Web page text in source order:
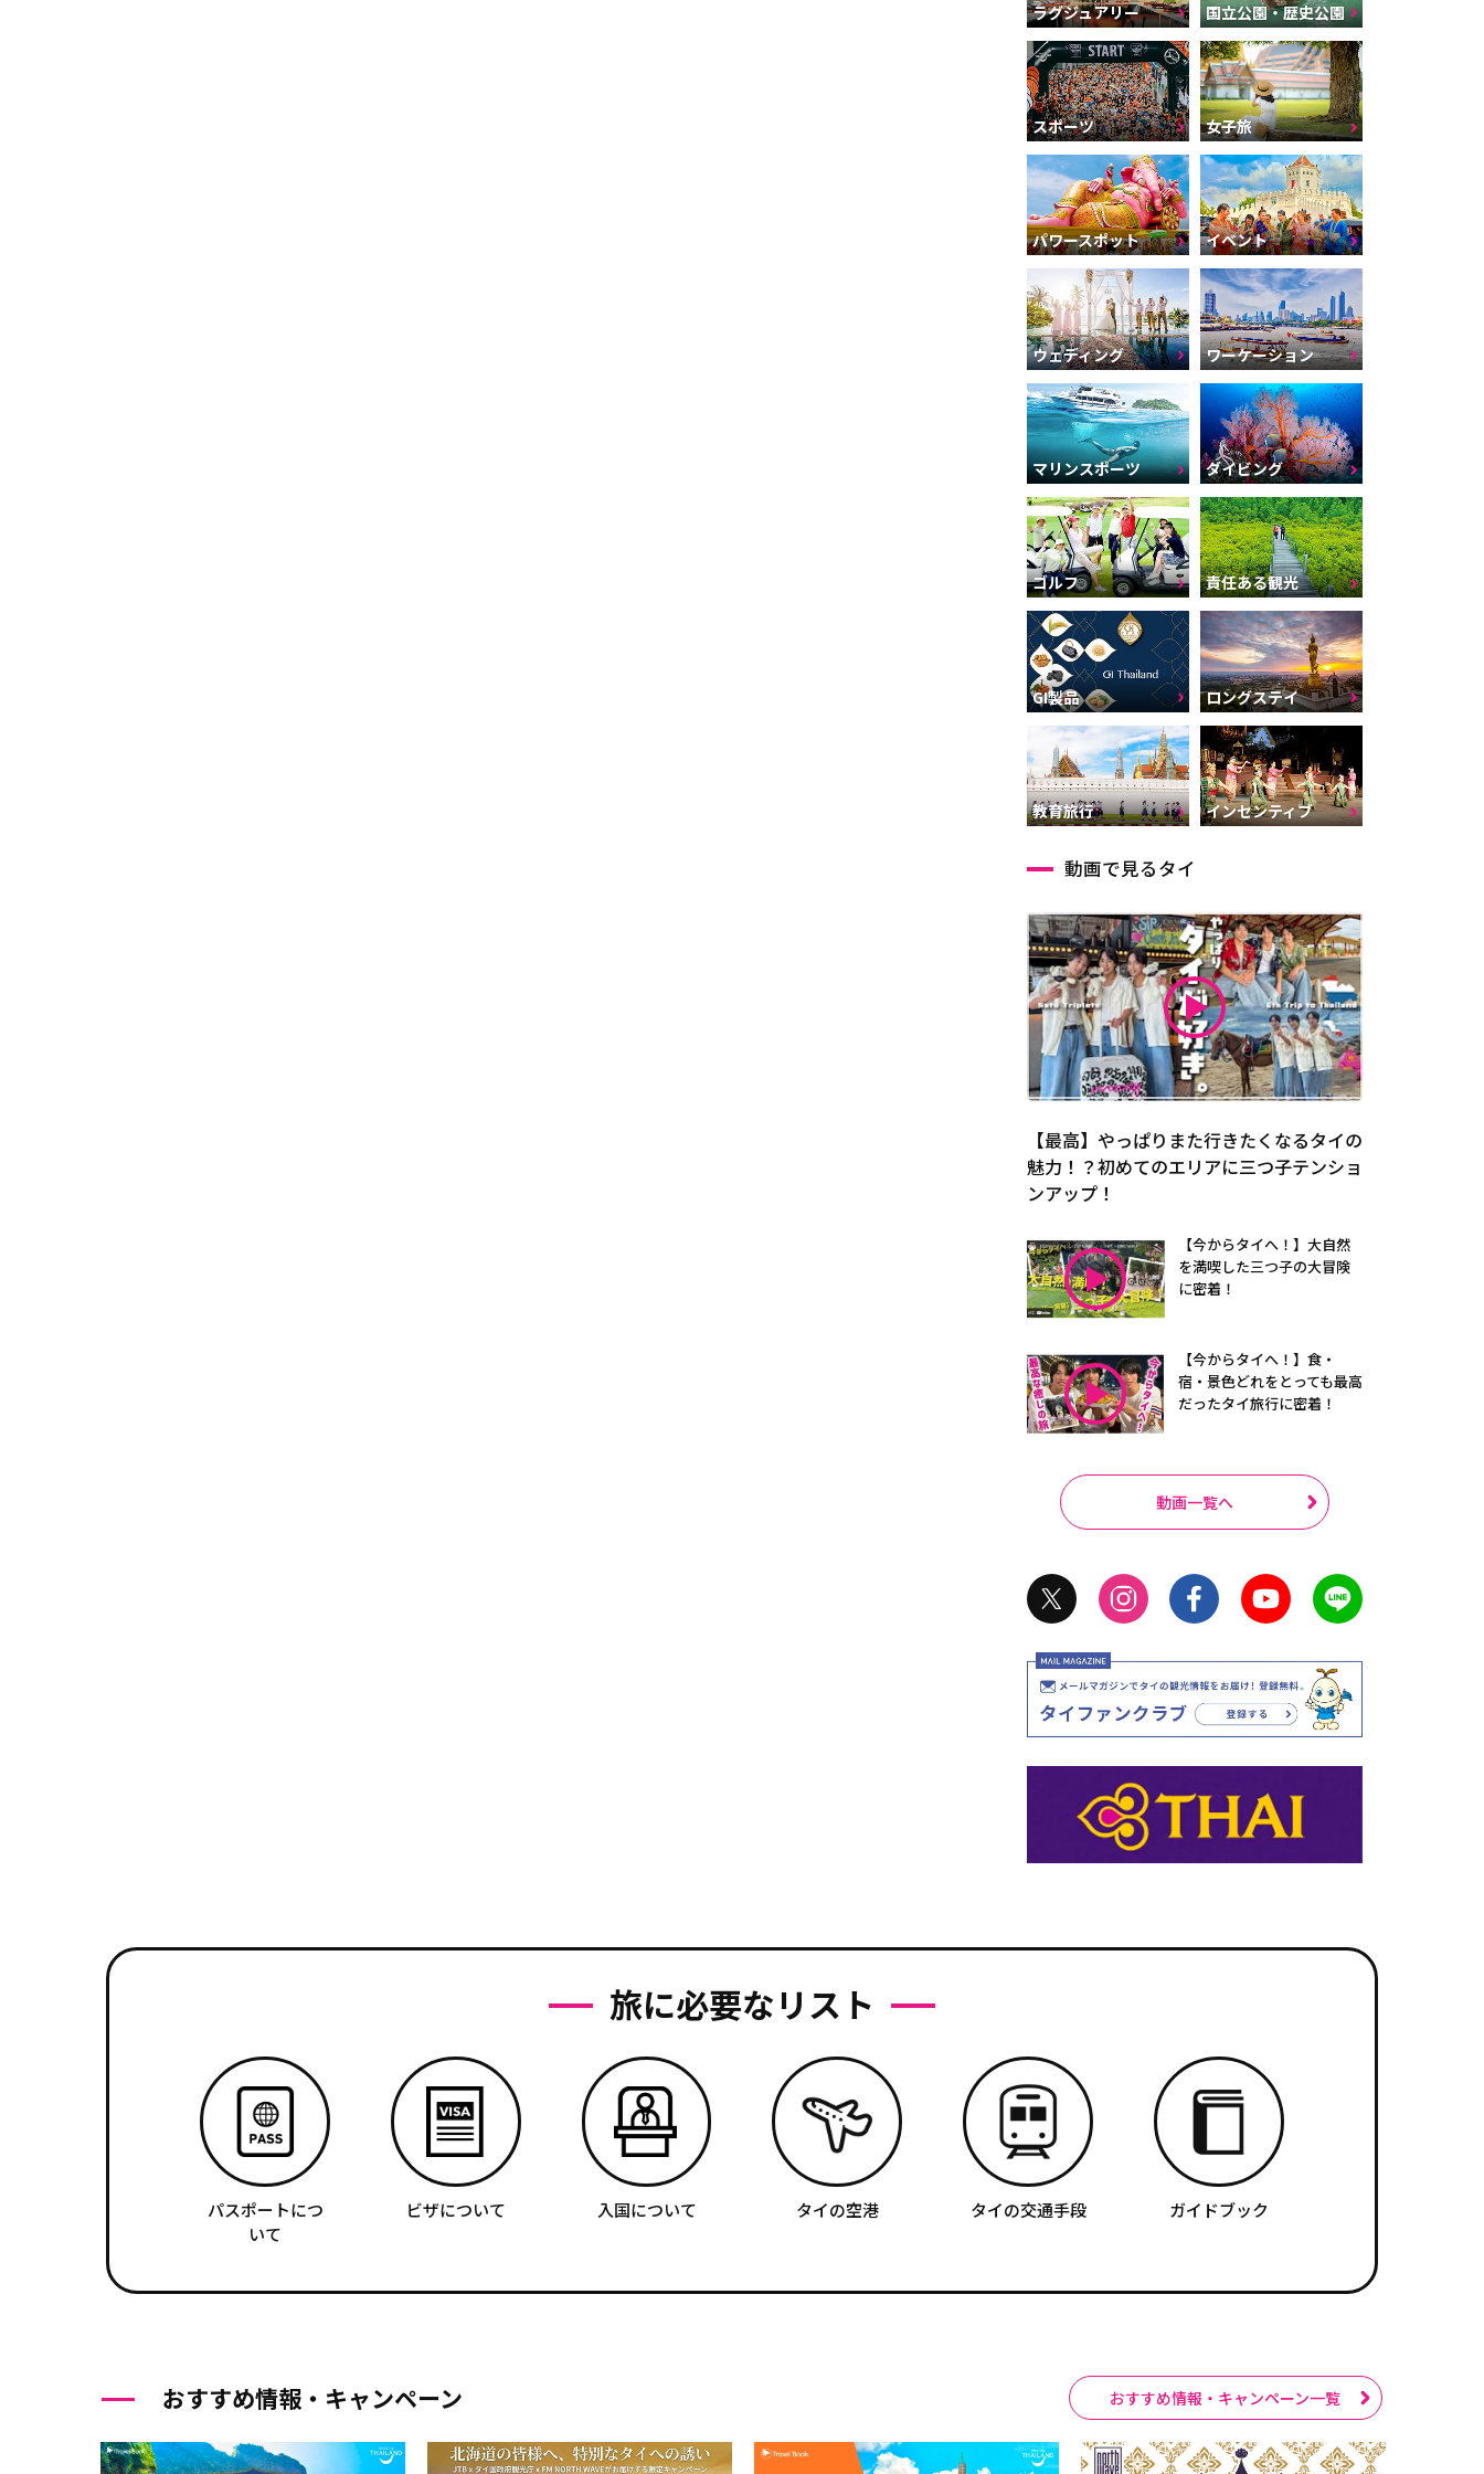
ラグジュアリー 国立公園・歴史公園
スポーツ 女子旅
パワースポット イベント
ウェディング ワーケーション
マリンスポーツ ダイビング
ゴルフ 責任ある観光
GI製品 ロングステイ
教育旅行 インセンティブ
動画で見るタイ
【最高】やっぱりまた行きたくなるタイの
魅力！？初めてのエリアに三つ子テンショ
ンアップ！
【今からタイへ！】大自然
を満喫した三つ子の大冒険
に密着！
【今からタイへ！】食・
宿・景色どれをとっても最高
だったタイ旅行に密着！
動画一覧へ
旅に必要なリスト
パスポートにつ
いて
ビザについて 入国について タイの空港 タイの交通手段 ガイドブック
おすすめ情報・キャンペーン おすすめ情報・キャンペーン一覧